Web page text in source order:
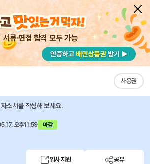
서류·면접 합격 모두 가능
사용권
자소서 내 작성목록
채용
소서를 작성해 보세요.
오후11:59
마감
입사지원 공유